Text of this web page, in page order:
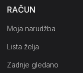
RAČUN
Moja narudžba
Lista želja
Zadnje gledano